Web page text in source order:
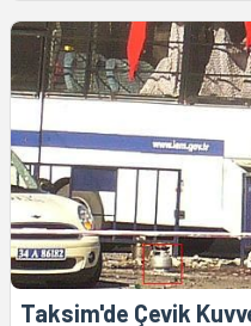
Taksim'de Çevik